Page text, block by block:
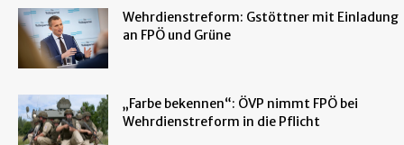
Wehrdienstreform: Gstöttner mit Einladung
an FPÖ und Grüne
„Farbe bekennen“: ÖVP nimmt FPÖ bei
Wehrdienstreform in die Pflicht